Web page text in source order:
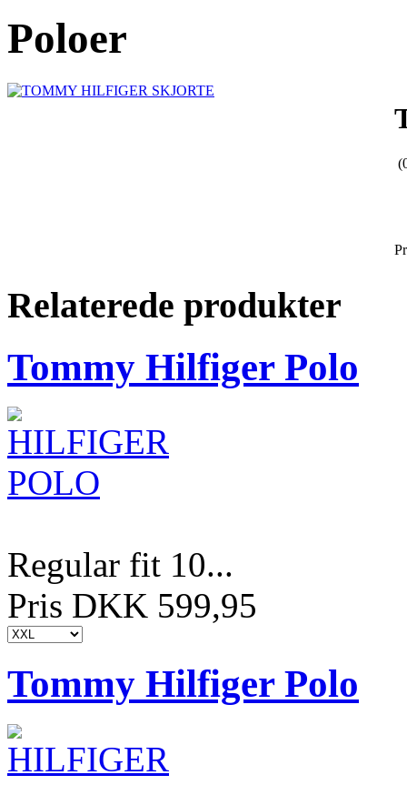
Poloer
Relaterede produkter
Tommy Hilfiger Polo
Regular fit 10...
Pris DKK 599,95
Tommy Hilfiger Polo